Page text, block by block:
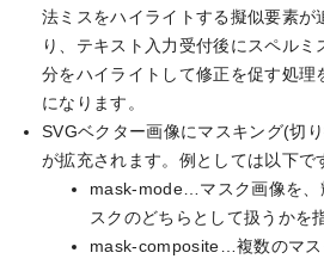
法ミスをハイライトする擬似要素が
り、テキスト入力受付後にスペル
分をハイライトして修正を促す処理
になります。
SVGベクター画像にマスキング(切
が拡充されます。例としては以下で
mask-mode…マスク画像を、
スクのどちらとして扱うかを
mask-composite…複数のマ